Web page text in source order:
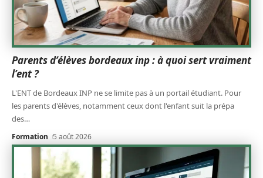
Parents d’élèves bordeaux inp : à quoi sert vraiment
l’ent ?
L'ENT de Bordeaux INP ne se limite pas à un portail étudiant. Pour
les parents d'élèves, notamment ceux dont l'enfant suit la prépa
des…
Formation 5 août 2026